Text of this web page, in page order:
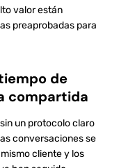
valor están
preaprobadas para
de
compartida
un protocolo claro
conversaciones se
cliente y los